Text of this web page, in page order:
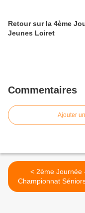
Retour sur la 4ème
Jeunes Loiret
Commentaires
Ajouter
< 2ème Journée -
Championnat Séniors
équipes